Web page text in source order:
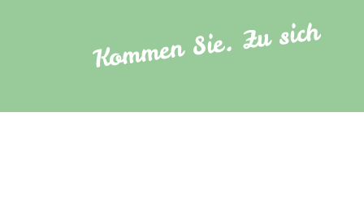
Kommen Sie. Zu sich